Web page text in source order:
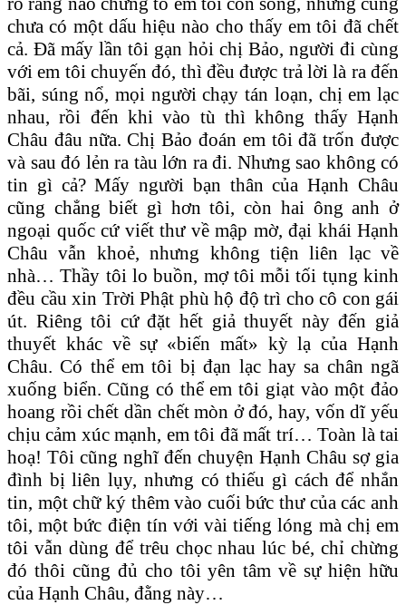
chưa có một dấu hiệu nào cho thấy em tôi đã chết
cả. Ðã mấy lần tôi gạn hỏi chị Bảo, người đi cùng
với em tôi chuyến đó, thì đều được trả lời là ra đến
bãi, súng nổ, mọi người chạy tán loạn, chị em lạc
nhau, rồi đến khi vào tù thì không thấy Hạnh
Châu đâu nữa. Chị Bảo đoán em tôi đã trốn được
và sau đó lẻn ra tàu lớn ra đi. Nhưng sao không có
tin gì cả? Mấy người bạn thân của Hạnh Châu
cũng chẳng biết gì hơn tôi, còn hai ông anh ở
ngoại quốc cứ viết thư về mập mờ, đại khái Hạnh
Châu vẫn khoẻ, nhưng không tiện liên lạc về
nhà… Thầy tôi lo buồn, mợ tôi mỗi tối tụng kinh
đều cầu xin Trời Phật phù hộ độ trì cho cô con gái
út. Riêng tôi cứ đặt hết giả thuyết này đến giả
thuyết khác về sự «biến mất» kỳ lạ của Hạnh
Châu. Có thể em tôi bị đạn lạc hay sa chân ngã
xuống biển. Cũng có thể em tôi giạt vào một đảo
hoang rồi chết dần chết mòn ở đó, hay, vốn dĩ yếu
chịu cảm xúc mạnh, em tôi đã mất trí… Toàn là tai
hoạ! Tôi cũng nghĩ đến chuyện Hạnh Châu sợ gia
đình bị liên lụy, nhưng có thiếu gì cách để nhắn
tin, một chữ ký thêm vào cuối bức thư của các anh
tôi, một bức điện tín với vài tiếng lóng mà chị em
tôi vẫn dùng để trêu chọc nhau lúc bé, chỉ chừng
đó thôi cũng đủ cho tôi yên tâm về sự hiện hữu
của Hạnh Châu, đằng này…